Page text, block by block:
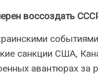
воссоздать
санкции США,
авантюрах за